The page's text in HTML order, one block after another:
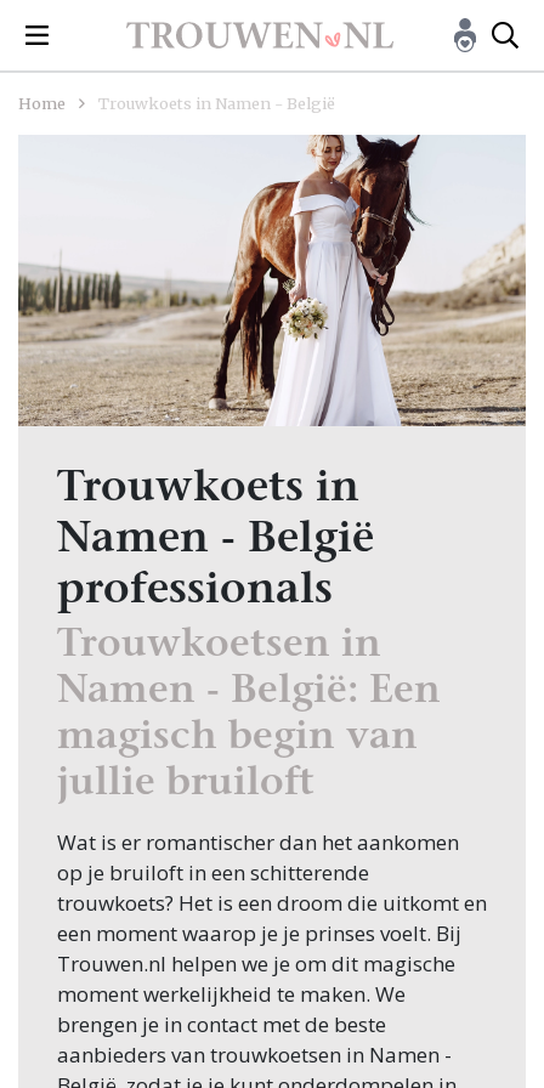
Home Trouwkoets in Namen - België
Trouwkoets in
Namen - België
professionals
Trouwkoetsen in
Namen - België: Een
magisch begin van
jullie bruiloft
Wat is er romantischer dan het aankomen
op je bruiloft in een schitterende
trouwkoets? Het is een droom die uitkomt en
een moment waarop je je prinses voelt. Bij
Trouwen.nl helpen we je om dit magische
moment werkelijkheid te maken. We
brengen je in contact met de beste
aanbieders van trouwkoetsen in Namen -